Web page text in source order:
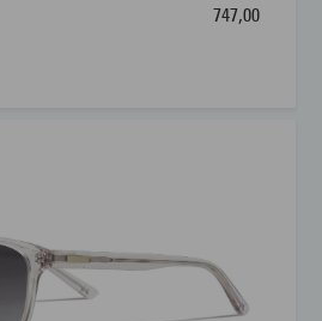
747,00